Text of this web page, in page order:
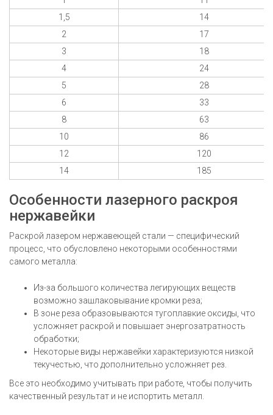
1,5
14
2
17
3
18
4
24
5
28
6
33
8
63
10
86
12
120
14
185
Особенности лазерного раскроя
нержавейки
Раскрой лазером нержавеющей стали — специфический
процесс, что обусловлено некоторыми особенностями
самого металла:
Из-за большого количества легирующих веществ
возможно зашлаковывание кромки реза;
В зоне реза образовываются тугоплавкие оксиды, что
усложняет раскрой и повышает энергозатратность
обработки;
Некоторые виды нержавейки характеризуются низкой
текучестью, что дополнительно усложняет рез.
Все это необходимо учитывать при работе, чтобы получить
качественный результат и не испортить металл.